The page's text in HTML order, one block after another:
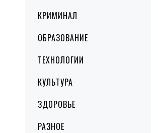
КРИМИНАЛ
ОБРАЗОВАНИЕ
ТЕХНОЛОГИИ
КУЛЬТУРА
ЗДОРОВЬЕ
РАЗНОЕ